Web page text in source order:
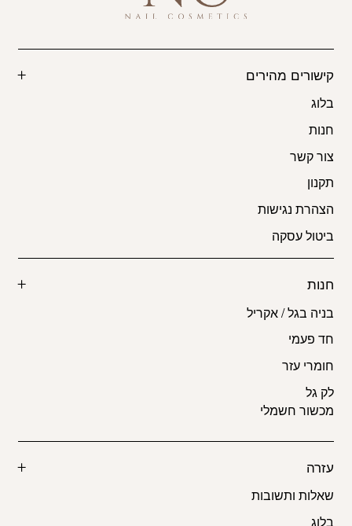
קישורים מהירים
בלוג
חנות
צור קשר
תקנון
הצהרת נגישות
ביטול עסקה
חנות
בניה בגל / אקריל
חד פעמי
חומרי עזר
לק גל
מכשור חשמלי
עזרה
שאלות ותשובות
בלוג